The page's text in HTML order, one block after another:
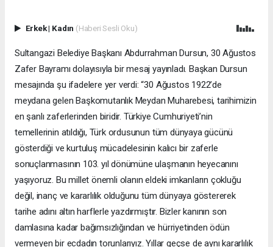
Erkek| Kadın (Haberi Sesli Oku)
Sultangazi Belediye Başkanı Abdurrahman Dursun, 30 Ağustos
Zafer Bayramı dolayısıyla bir mesaj yayınladı. Başkan Dursun
mesajında şu ifadelere yer verdi: “30 Ağustos 1922’de
meydana gelen Başkomutanlık Meydan Muharebesi, tarihimizin
en şanlı zaferlerinden biridir. Türkiye Cumhuriyeti’nin
temellerinin atıldığı, Türk ordusunun tüm dünyaya gücünü
gösterdiği ve kurtuluş mücadelesinin kalıcı bir zaferle
sonuçlanmasının 103. yıl dönümüne ulaşmanın heyecanını
yaşıyoruz. Bu millet önemli olanın eldeki imkanların çokluğu
değil, inanç ve kararlılık olduğunu tüm dünyaya göstererek
tarihe adını altın harflerle yazdırmıştır. Bizler kanının son
damlasına kadar bağımsızlığından ve hürriyetinden ödün
vermeyen bir ecdadın torunlarıyız. Yıllar geçse de aynı kararlılık